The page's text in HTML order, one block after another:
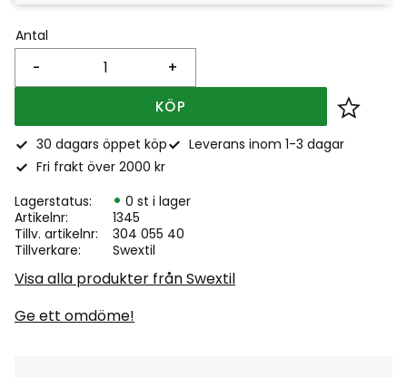
Antal
+
-
KÖP Lägg
30 dagars öppet köp
Leverans inom 1-3 dagar
Fri frakt över 2000 kr
Lagerstatus
0 st i lager
Artikelnr
1345
Tillv. artikelnr
304 055 40
Tillverkare
Swextil
Visa alla produkter från Swextil
Ge ett omdöme!